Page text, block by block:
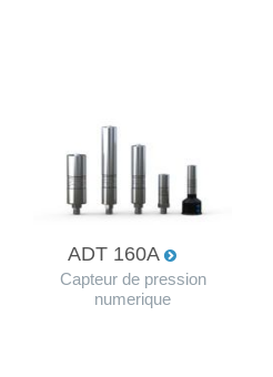
ADT 160A
Capteur de pression
numerique